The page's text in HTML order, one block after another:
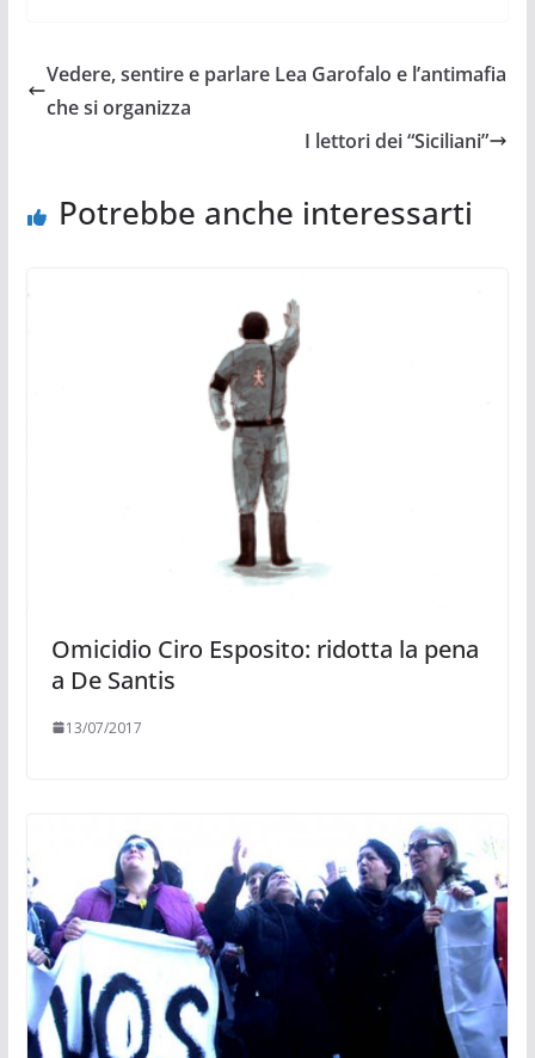
Vedere, sentire e parlare Lea Garofalo e l’antimafia
che si organizza
I lettori dei “Siciliani”
Potrebbe anche interessarti
Omicidio Ciro Esposito: ridotta la pena
a De Santis
13/07/2017